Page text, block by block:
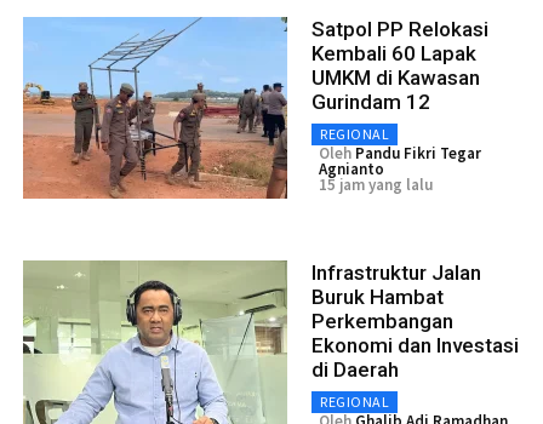
Satpol PP Relokasi
Kembali 60 Lapak
UMKM di Kawasan
Gurindam 12
REGIONAL
Oleh Pandu Fikri Tegar
Agnianto
15 jam yang lalu
Infrastruktur Jalan
Buruk Hambat
Perkembangan
Ekonomi dan Investasi
di Daerah
REGIONAL